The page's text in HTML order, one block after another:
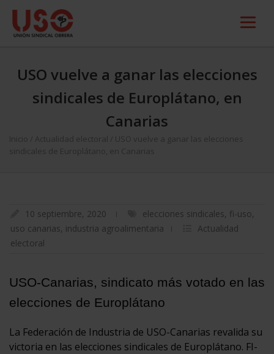
USO vuelve a ganar las elecciones
sindicales de Europlátano, en
Canarias
Inicio Actualidad electoral
USO vuelve a ganar las elecciones
sindicales de Europlátano, en Canarias
10 septiembre, 2020 elecciones sindicales, fi-uso,
uso canarias, industria agroalimentaria
Actualidad
electoral
USO-Canarias, sindicato más votado en las
elecciones de Europlátano
La Federación de Industria de USO-Canarias revalida su
victoria en las elecciones sindicales de Europlátano. FI-